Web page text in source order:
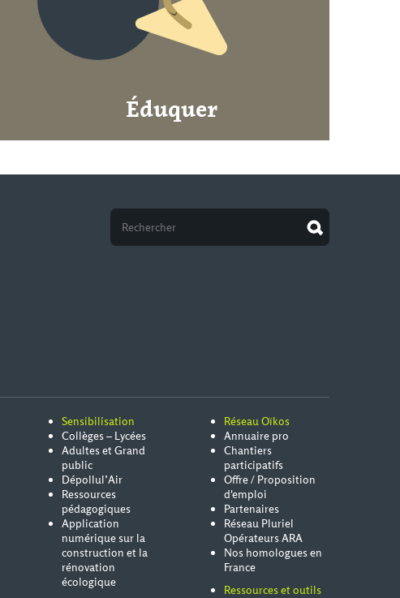
Éduquer
Sensibilisation
Collèges – Lycées
Adultes et Grand
public
Dépollul’Air
Ressources
pédagogiques
Application
numérique sur la
construction et la
rénovation
écologique
Réseau Oïkos
Annuaire pro
Chantiers
participatifs
Offre / Proposition
d'emploi
Partenaires
Réseau Pluriel
Opérateurs ARA
Nos homologues en
France
Ressources et outils